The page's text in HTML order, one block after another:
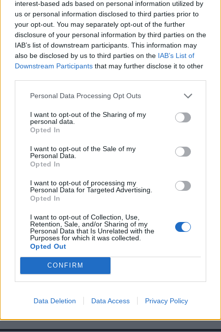
interest-based ads based on personal information utilized by
us or personal information disclosed to third parties prior to
your opt-out. You may separately opt-out of the further
disclosure of your personal information by third parties on the
IAB’s list of downstream participants. This information may
also be disclosed by us to third parties on the IAB’s List of
Downstream Participants that may further disclose it to other
Personal Data Processing Opt Outs
I want to opt-out of the Sharing of my
personal data.
Opted In
I want to opt-out of the Sale of my
Personal Data.
Opted In
I want to opt-out of processing my
Personal Data for Targeted Advertising.
Opted In
I want to opt-out of Collection, Use,
Retention, Sale, and/or Sharing of my
Personal Data that Is Unrelated with the
Purposes for which it was collected.
Opted Out
CONFIRM
Data Deletion Data Access Privacy Policy